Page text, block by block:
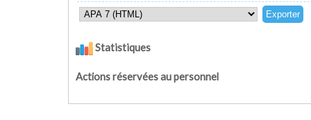
Statistiques
Actions réservées au personnel